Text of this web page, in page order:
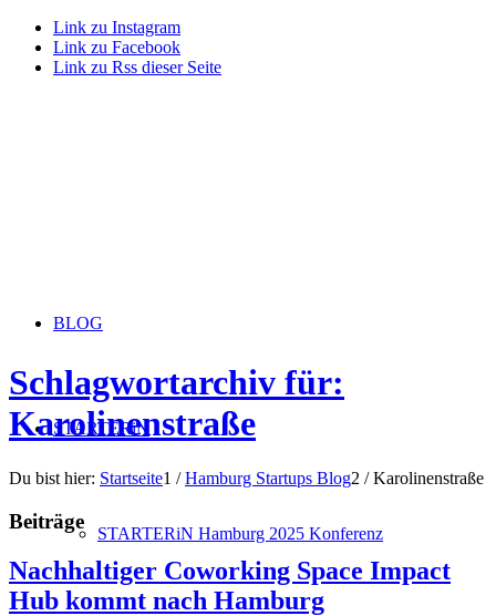
Link zu Instagram
Link zu Facebook
Link zu Rss dieser Seite
BLOG
STARTERiN
STARTERiN Hamburg 2025 Konferenz
Schlagwortarchiv für:
Karolinenstraße
Du bist hier: Startseite1 / Hamburg Startups Blog2 / Karolinenstraße
Beiträge
Nachhaltiger Coworking Space Impact
Hub kommt nach Hamburg